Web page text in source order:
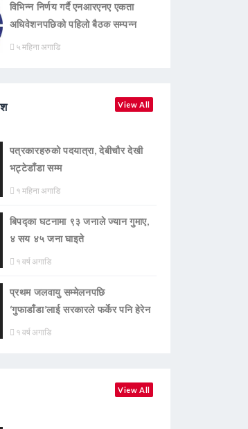
विभिन्न निर्णय गर्दै एनआरएनए एकता
अधिवेशनपछिको पहिलो बैठक सम्पन्न
५ महिना अगाडि
View All
पत्रकारहरुको पदयात्रा, देबीचौर देखी
भट्टेडाँडा सम्म
१ महिना अगाडि
बिपद्का घटनामा ९३ जनाले ज्यान गुमाए,
४ सय ४५ जना घाइते
१ वर्ष अगाडि
प्रथम जलवायु सम्मेलनपछि
‘गुफाडाँडा’लाई सरकारले फर्केर पनि हेरेन
१ वर्ष अगाडि
View All